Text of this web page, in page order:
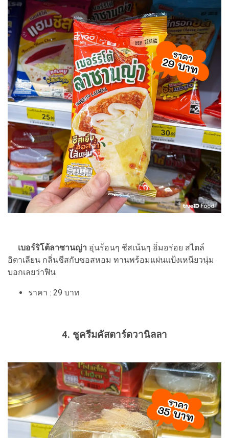
เบอร์ริโต้ลาซานญ่า อุ่นร้อนๆ ชีสเน้นๆ อิ่มอร่อย สไตล์
อิตาเลียน กลิ่นชีสกับซอสหอม ทานพร้อมแผ่นแป้งเหนียวนุ่ม
บอกเลยว่าฟิน
ราคา : 29 บาท
4. ชูครีมคัสตาร์ดวานิลลา